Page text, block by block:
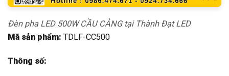
Đèn pha LED 500W CẦU CẢNG tại Thành Đạt LED
Mã sản phẩm: TDLF-CC500
Thông số: